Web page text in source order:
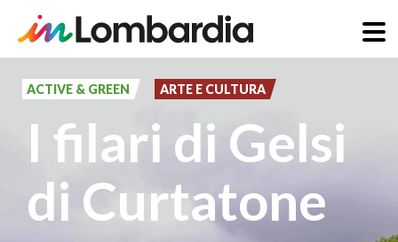
principale
ACTIVE & GREEN ARTE E CULTURA
I filari di Gelsi
di Curtatone